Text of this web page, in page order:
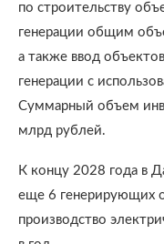
по строительству
генерации общим
а также ввод
генерации с
Суммарный объем
млрд рублей.
К концу 2028 года в
еще 6 генерирующих
производство